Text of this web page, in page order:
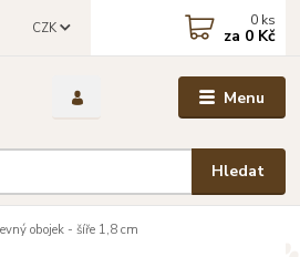
Menu
CZK
Hledat
0 ks
za 0 Kč
obojek - šíře 1,8 cm